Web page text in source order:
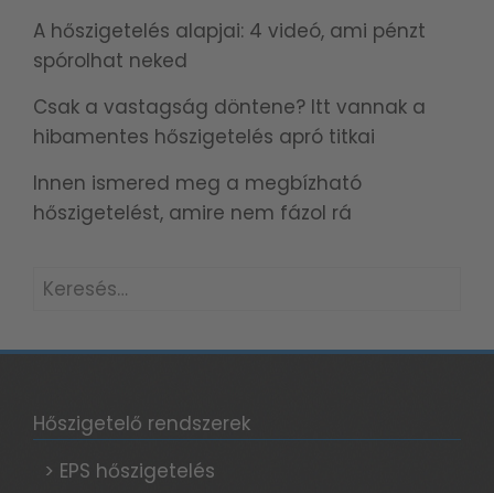
A hőszigetelés alapjai: 4 videó, ami pénzt
spórolhat neked
Csak a vastagság döntene? Itt vannak a
hibamentes hőszigetelés apró titkai
Innen ismered meg a megbízható
hőszigetelést, amire nem fázol rá
Keresés:
Hőszigetelő rendszerek
> EPS hőszigetelés